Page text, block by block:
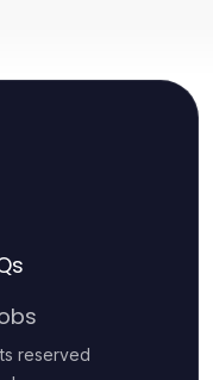
reserved